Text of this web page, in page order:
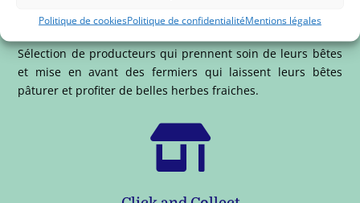
Politique de cookiesPolitique de confidentialitéMentions légales
Traçabilité et qualité
Sélection de producteurs qui prennent soin de leurs bêtes
et mise en avant des fermiers qui laissent leurs bêtes
pâturer et profiter de belles herbes fraiches.
